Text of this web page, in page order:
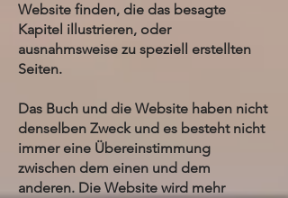
Website finden, die das besagte
Kapitel illustrieren, oder
ausnahmsweise zu speziell erstellten
Seiten.
Das Buch und die Website haben nicht
denselben Zweck und es besteht nicht
immer eine Übereinstimmung
zwischen dem einen und dem
anderen. Die Website wird mehr